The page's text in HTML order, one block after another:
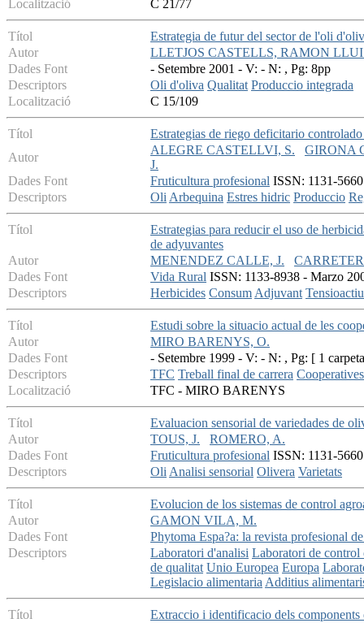
Localització C 21/77
Títol
Estrategia de futur del sector de l'oli
Autor
LLETJOS CASTELLS, RAMON
Dades Font
- Setembre 2001 - V: - N: , Pg: 8pp
Descriptors
Oli d'oliva Qualitat Produccio integrada
Localització
C 15/109
Títol
Estrategias de riego deficitario
Autor
ALEGRE CASTELLVI, S.
GIRONA
J.
Dades Font
Fruticultura profesional ISSN: 1131-
Descriptors
OliArbequina Estres hidric Produccio
Títol
Estrategias para reducir el uso de
de adyuvantes
Autor
MENENDEZ CALLE, J.
Dades Font
Vida Rural ISSN: 1133-8938 - Marzo
Descriptors
Herbicides ConsumAdjuvant
Títol
Estudi sobre la situacio actual de les
Autor
MIRO BARENYS, O.
Dades Font
- Setembre 1999 - V: - N: , Pg: [ 1
Descriptors
TFC Treball final de carrera
Localització
TFC - MIRO BARENYS
Títol
Evaluacion sensorial de variedades de
Autor
TOUS, J.
ROMERO, A.
Dades Font
Fruticultura profesional ISSN: 1131-
Descriptors
OliAnalisi sensorial Olivera Varietats
Títol
Evolucion de los sistemas de control
Autor
GAMON VILA, M.
Dades Font
Phytoma Espa?a: la revista profesional
Descriptors
Laboratori d'analisi Laboratori de control
de qualitat Unio Europea Europa
Legislacio alimentariaAdditius
Títol
Extraccio i identificacio dels